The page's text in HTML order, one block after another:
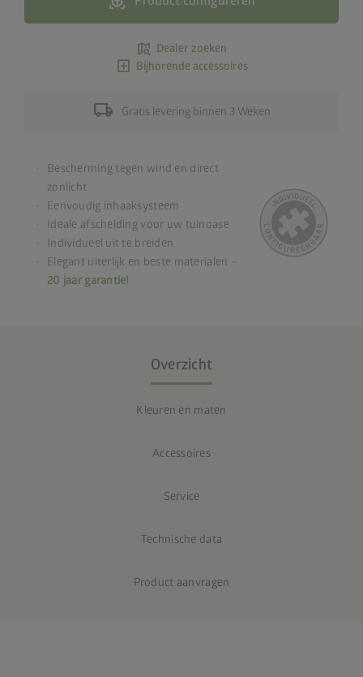
map_search Dealer zoeken
add_box Bijhorende accessoires
local_shipping Gratis levering binnen 3 Weken
Bescherming tegen wind en direct
zonlicht
Eenvoudig inhaaksysteem
Ideale afscheiding voor uw tuinoase
Individueel uit te breiden
Elegant uiterlijk en beste materialen –
20 jaar garantie!
Overzicht
Kleuren en maten
Accessoires
Service
Technische data
Product aanvragen